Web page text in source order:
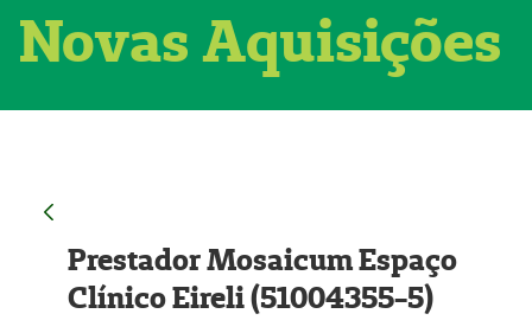
Novas Aquisições
Prestador Mosaicum Espaço
Clínico Eireli (51004355-5)